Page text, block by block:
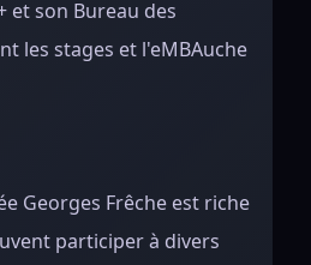
et son Bureau des
les stages et l'eMBAuche
Georges Frêche est riche
participer à divers